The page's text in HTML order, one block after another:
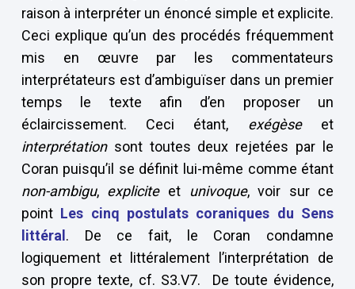
raison à interpréter un énoncé simple et explicite.
Ceci explique qu’un des procédés fréquemment
mis en œuvre par les commentateurs
interprétateurs est d’ambiguïser dans un premier
temps le texte afin d’en proposer un
éclaircissement. Ceci étant, exégèseet
interprétationsont toutes deux rejetées par le
Coran puisqu’il se définit lui-même comme étant
non-ambigu, expliciteet univoque, voir sur ce
point Les cinq postulats coraniques du Sens
littéral . De ce fait, le Coran condamne
logiquement et littéralement l’interprétation de
son propre texte, cf. S3.V7. De toute évidence,